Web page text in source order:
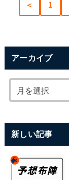
＜ 1
アーカイブ
新しい記事